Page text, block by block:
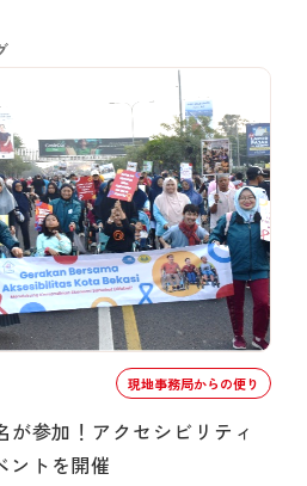
現地事務局からの便り
が参加！アクセシビリティ
ントを開催